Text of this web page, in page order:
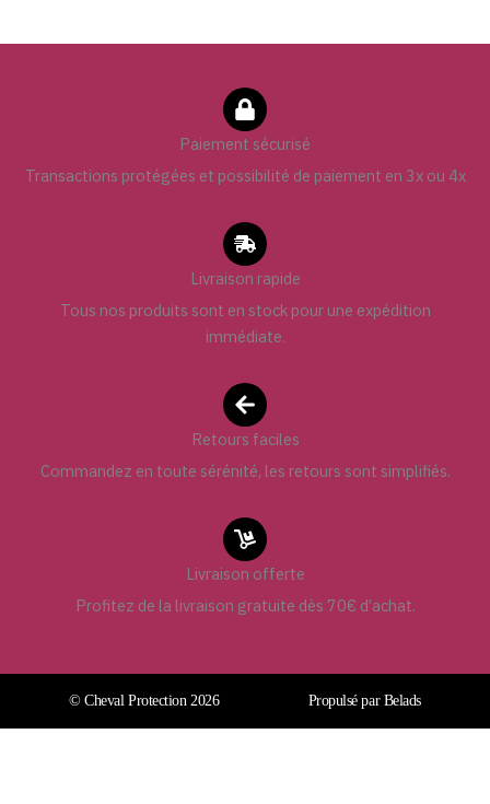
Paiement sécurisé
Transactions protégées et possibilité de paiement en 3x ou 4x
Livraison rapide
Tous nos produits sont en stock pour une expédition
immédiate.
Retours faciles
Commandez en toute sérénité, les retours sont simplifiés.
Livraison offerte
Profitez de la livraison gratuite dès 70€ d’achat.
© Cheval Protection 2026 Propulsé par Belads